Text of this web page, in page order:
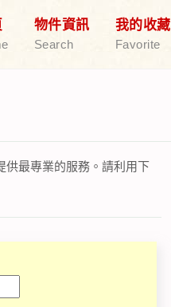
物件資訊
Search
我的收藏
Favorite
供最專業的服務。請利用下